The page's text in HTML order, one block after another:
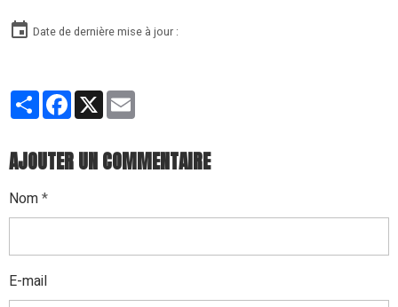
Date de dernière mise à jour :
PartagerFacebook
X
AJOUTER UN COMMENTAIRE
Nom
E-mail